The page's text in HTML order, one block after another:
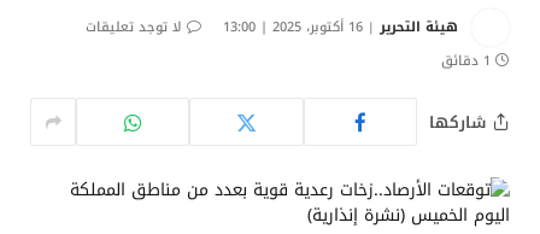
هيئة التحرير 16 أكتوبر، 2025 | 13:00
لا توجد تعليقات
1 دقائق
شاركها